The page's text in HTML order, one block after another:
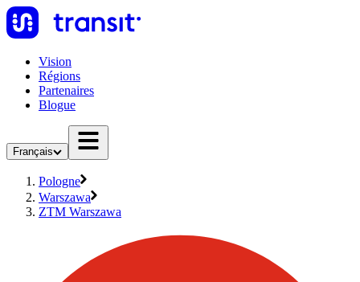
Vision
Régions
Partenaires
Blogue
Français
Pologne
Warszawa
ZTM Warszawa